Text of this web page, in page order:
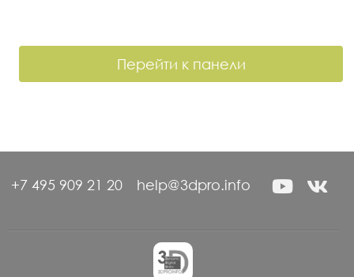
Перейти к панели
+7 495 909 21 20 help@3dpro.info